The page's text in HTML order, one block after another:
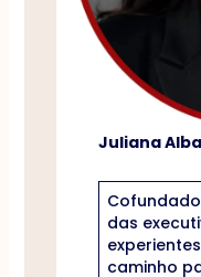
Juliana
das
caminho